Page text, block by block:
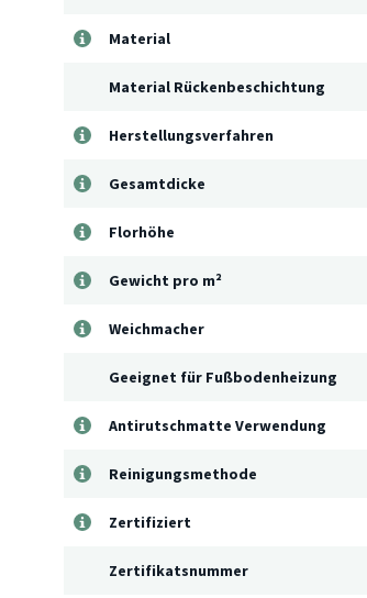
Material
Material Rückenbeschichtung
Herstellungsverfahren
Gesamtdicke
Florhöhe
Gewicht pro m²
Weichmacher
Geeignet für Fußbodenheizung
Antirutschmatte Verwendung
Reinigungsmethode
Zertifiziert
Zertifikatsnummer